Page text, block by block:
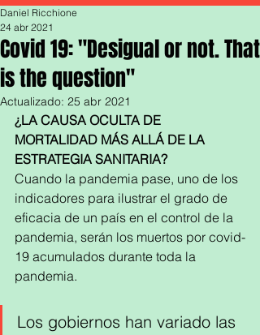
Covid 19: "Desigual or not. That
is the question"
Daniel Ricchione
24 abr 2021
Actualizado: 25 abr 2021
¿LA CAUSA OCULTA DE
MORTALIDAD MÁS ALLÁ DE LA
ESTRATEGIA SANITARIA?
Cuando la pandemia pase, uno de los
indicadores para ilustrar el grado de
eficacia de un país en el control de la
pandemia, serán los muertos por covid-
19 acumulados durante toda la
pandemia.
Los gobiernos han variado las